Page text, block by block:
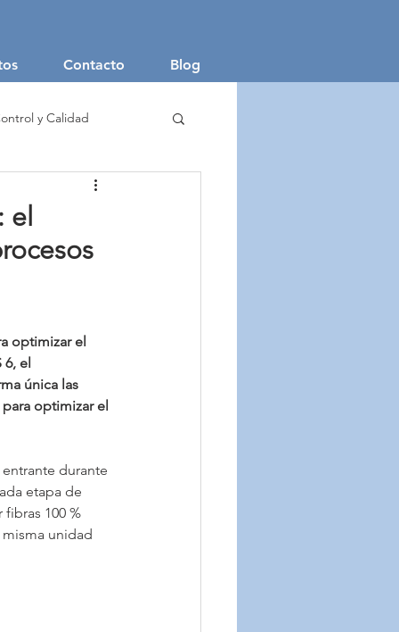
Contacto Blog
y Calidad
el
optimizar el
6, el
única las
optimizar el
durante
etapa de
100 %
unidad